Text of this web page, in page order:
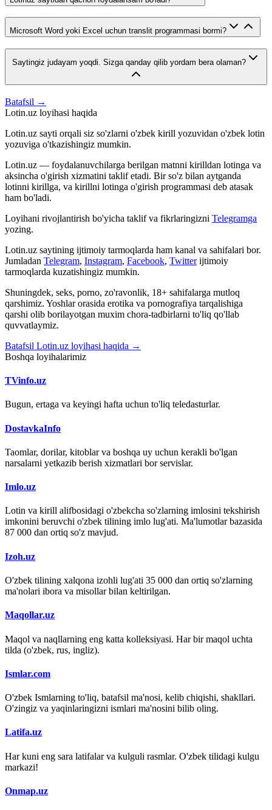
Microsoft Word yoki Excel uchun translit programmasi bormi?
Saytingiz judayam yoqdi. Sizga qanday qilib yordam bera olaman?
Batafsil →
Lotin.uz loyihasi haqida
Lotin.uz sayti orqali siz so'zlarni o'zbek kirill yozuvidan o'zbek lotin
yozuviga o'tkazishingiz mumkin.
Lotin.uz — foydalanuvchilarga berilgan matnni kirilldan lotinga va
aksincha o'girish xizmatini taklif etadi. Bir so'z bilan aytganda
lotinni kirillga, va kirillni lotinga o'girish programmasi deb atasak
ham bo'ladi.
Loyihani rivojlantirish bo'yicha taklif va fikrlaringizni Telegramga
yozing.
Lotin.uz saytining ijtimoiy tarmoqlarda ham kanal va sahifalari bor.
Jumladan Telegram, Instagram, Facebook, Twitter ijtimoiy
tarmoqlarda kuzatishingiz mumkin.
Shuningdek, seks, porno, zo'ravonlik, 18+ sahifalarga mutloq
qarshimiz. Yoshlar orasida erotika va pornografiya tarqalishiga
qarshi olib borilayotgan muxim chora-tadbirlarni to'liq qo'llab
quvvatlaymiz.
Batafsil Lotin.uz loyihasi haqida →
Boshqa loyihalarimiz
TVinfo.uz
Bugun, ertaga va keyingi hafta uchun to'liq teledasturlar.
DostavkaInfo
Taomlar, dorilar, kitoblar va boshqa uy uchun kerakli bo'lgan
narsalarni yetkazib berish xizmatlari bor servislar.
Imlo.uz
Lotin va kirill alifbosidagi o'zbekcha so'zlarning imlosini tekshirish
imkonini beruvchi o'zbek tilining imlo lug'ati. Ma'lumotlar bazasida
87 000 dan ortiq so'z mavjud.
Izoh.uz
O'zbek tilining xalqona izohli lug'ati 35 000 dan ortiq so'zlarning
ma'nolari ibora va misollar bilan keltirilgan.
Maqollar.uz
Maqol va naqllarning eng katta kolleksiyasi. Har bir maqol uchta
tilda (o'zbek, rus, ingliz).
Ismlar.com
O'zbek Ismlarning to'liq, batafsil ma'nosi, kelib chiqishi, shakllari.
O'zingiz va yaqinlaringizni ismlari ma'nosini bilib oling.
Latifa.uz
Har kuni eng sara latifalar va kulguli rasmlar. O'zbek tilidagi kulgu
markazi!
Onmap.uz